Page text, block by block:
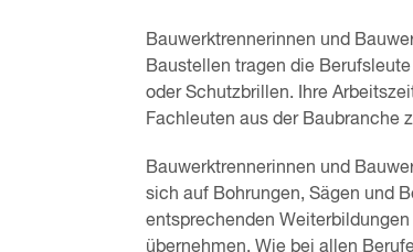
Bauwerktrennerinnen und
Baustellen tragen die
oder Schutzbrillen. Ihre
Fachleuten aus der Baubranche
Bauwerktrennerinnen und
sich auf Bohrungen, Sägen und
entsprechenden
übernehmen. Wie bei allen